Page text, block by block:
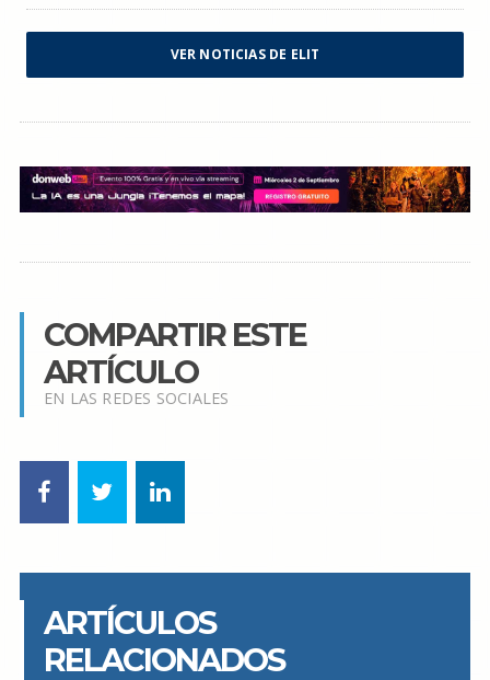
VER NOTICIAS DE ELIT
COMPARTIR ESTE
ARTÍCULO
EN LAS REDES SOCIALES
ARTÍCULOS
RELACIONADOS